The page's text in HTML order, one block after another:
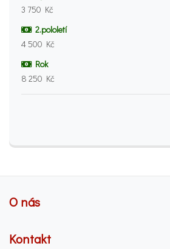
3 750 Kč
2.pololetí
4 500 Kč
Rok
8 250 Kč
O nás
Kontakt